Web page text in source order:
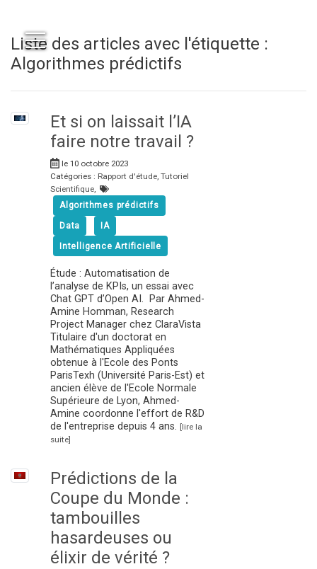
Liste des articles avec l'étiquette :
Algorithmes prédictifs
Et si on laissait l’IA
faire notre travail ?
le 10 octobre 2023
Catégories : Rapport d'étude Tutoriel
Scientifique
Algorithmes prédictifs
Data IA
Intelligence Artificielle
Étude : Automatisation de
l’analyse de KPIs, un essai avec
Chat GPT d’Open AI. Par Ahmed-
Amine Homman, Research
Project Manager chez ClaraVista
Titulaire d'un doctorat en
Mathématiques Appliquées
obtenue à l'Ecole des Ponts
ParisTexh (Université Paris-Est) et
ancien élève de l'Ecole Normale
Supérieure de Lyon, Ahmed-
Amine coordonne l'effort de R&D
de l'entreprise depuis 4 ans. [lire la
suite]
Prédictions de la
Coupe du Monde :
tambouilles
hasardeuses ou
élixir de vérité ?